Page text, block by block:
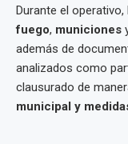
Durante el
fuego, municiones
además de
analizados como
clausurado de
municipal y